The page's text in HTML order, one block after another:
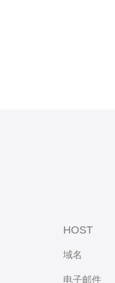
HOST
域名
电子邮件